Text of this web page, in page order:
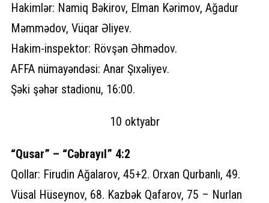
Hakimlər: Namiq Bəkirov, Elman Kərimov, Ağadur
Məmmədov, Vüqar Əliyev.
Hakim-inspektor: Rövşən Əhmədov.
AFFA nümayəndəsi: Anar Şıxəliyev.
Şəki şəhər stadionu, 16:00.
10 oktyabr
“Qusar” – “Cəbrayıl” 4:2
Qollar: Firudin Ağalarov, 45+2. Orxan Qurbanlı, 49.
Vüsal Hüseynov, 68. Kazbək Qafarov, 75 – Nurlan